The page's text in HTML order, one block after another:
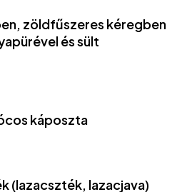
zöldfűszeres kéregben
és sült
káposzta
(lazacszték, lazacjava)